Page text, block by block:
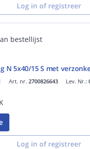
Log in of registreer
bestellijst
N 5x40/15 S met
Art. nr. 2700826643 Lev. Nr.:
Log in of registreer